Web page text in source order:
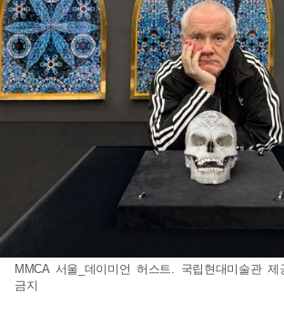
MMCA 서울_데이미언 허스트. 국립현대미술관
금지